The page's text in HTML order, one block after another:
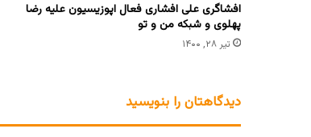
افشاگری علی افشاری فعال اپوزیسیون علیه رضا
پهلوی و شبکه من و تو
تیر ۲۸, ۱۴۰۰
دیدگاهتان را بنویسید